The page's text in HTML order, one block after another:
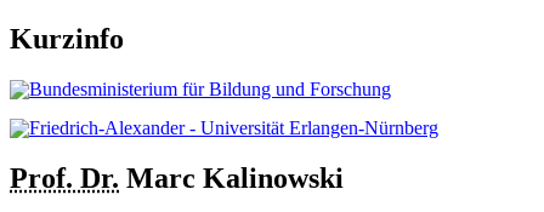
Kurzinfo
Prof. Dr. Marc Kalinowski